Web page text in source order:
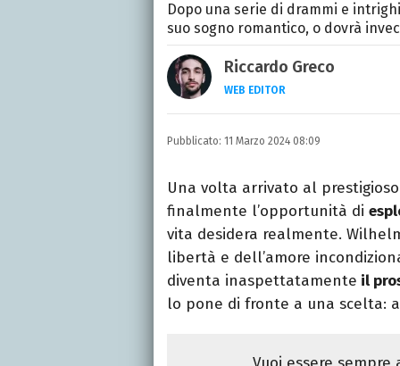
Dopo una serie di drammi e
suo sogno romantico, o dovrà
Riccardo Greco
WEB EDITOR
LINKEDIN
Si avvicina all'editoria
specializza poi in
presso La Sapienza,
Pubblicato: 11 Marzo 2024 08:09
Una volta arrivato al
finalmente l’opportunità di
vita desidera realmente.
libertà e dell’amore
diventa inaspettatamente il
lo pone di fronte a una scelta: